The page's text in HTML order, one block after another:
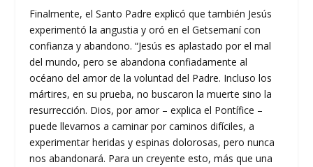
Finalmente, el Santo Padre explicó que también Jesús
experimentó la angustia y oró en el Getsemaní con
confianza y abandono. “Jesús es aplastado por el mal
del mundo, pero se abandona confiadamente al
océano del amor de la voluntad del Padre. Incluso los
mártires, en su prueba, no buscaron la muerte sino la
resurrección. Dios, por amor – explica el Pontífice –
puede llevarnos a caminar por caminos difíciles, a
experimentar heridas y espinas dolorosas, pero nunca
nos abandonará. Para un creyente esto, más que una